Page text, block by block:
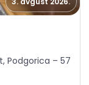
Podgorica – 57